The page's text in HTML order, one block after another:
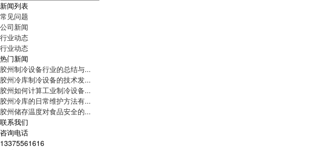
新闻列表
常见问题
公司新闻
行业动态
行业动态
热门新闻
胶州制冷设备行业的总结与...
胶州冷库制冷设备的技术发...
胶州如何计算工业制冷设备...
胶州冷库的日常维护方法有...
胶州储存温度对食品安全的...
联系我们
咨询电话
13375561616